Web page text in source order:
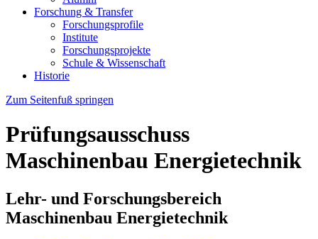
Forschung & Transfer
Forschungsprofile
Institute
Forschungsprojekte
Schule & Wissenschaft
Historie
Zum Seitenfuß springen
Prüfungsausschuss
Maschinenbau Energietechnik
Lehr- und Forschungsbereich
Maschinenbau Energietechnik